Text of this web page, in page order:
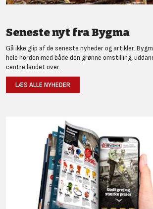
Seneste nyt fra Bygma
Gå ikke glip af de seneste nyheder og artikler.
hele norden med både den grønne omstilling,
centre landet over.
LÆS ALLE NYHEDER